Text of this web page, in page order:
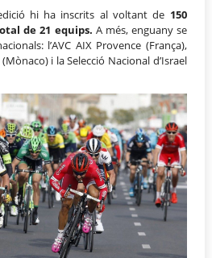
hi ha inscrits al voltant de 150
de 21 equips. A més, enguany se
l’AVC AIX Provence (França),
i la Selecció Nacional d’Israel